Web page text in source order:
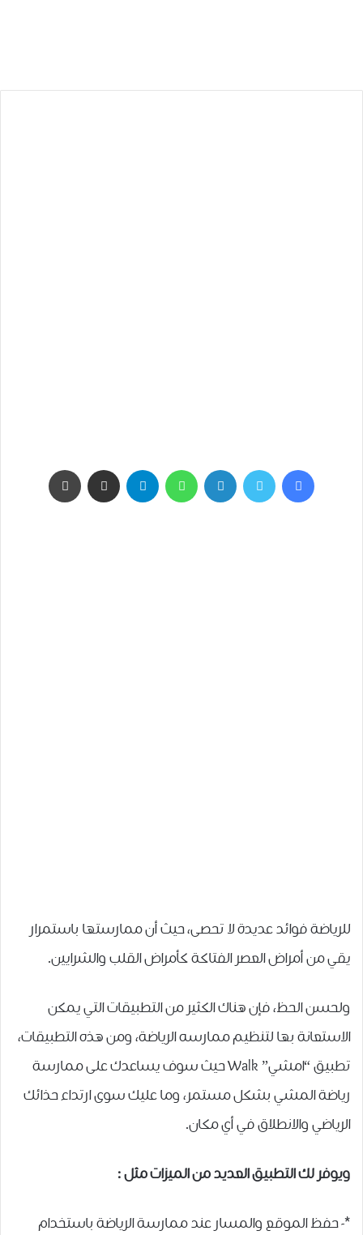
فيسبوك تويتر لينكدإن واتساب تيلقرام مشاركة عبر البريد
للرياضة فوائد عديدة لا تحصى، حيث أن ممارستها باستمرار
يقي من أمراض العصر الفتاكة كأمراض القلب والشرايين.
ولحسن الحظ، فإن هناك الكثير من التطبيقات التي يمكن
الاستعانة بها لتنظيم ممارسه الرياضة، ومن هذه التطبيقات،
تطبيق “ﺍﻣﺸﻲ” Walk حيث سوف ﻳﺴﺎﻋﺪﻙ ﻋﻠﻰ ﻣﻤﺎﺭﺳﺔ
رياضة المشي ﺑﺸﻜﻞ ﻣﺴﺘﻤﺮ، وما عليك سوى ارتداء حذائك
الرياضي ﻭﺍﻻﻧﻄﻼﻕ ﻓﻲ ﺃﻱ ﻣﻜﺎﻥ.
ويوفر لك التطبيق العديد من الميزات مثل :
*- ﺣﻔﻆ ﺍﻟﻤﻮﻗﻊ ﻭﺍﻟﻤﺴﺎﺭ ﻋﻨﺪ ﻣﻤﺎﺭﺳﺔ ﺍﻟﺮﻳﺎﺿﺔ ﺑﺎﺳﺘﺨﺪﺍﻡ